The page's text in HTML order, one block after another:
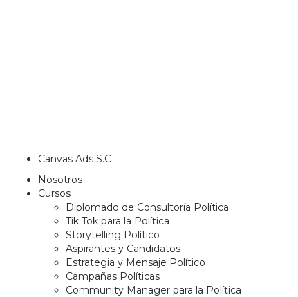
Canvas Ads S.C
Nosotros
Cursos
Diplomado de Consultoría Política
Tik Tok para la Política
Storytelling Político
Aspirantes y Candidatos
Estrategia y Mensaje Político
Campañas Políticas
Community Manager para la Política